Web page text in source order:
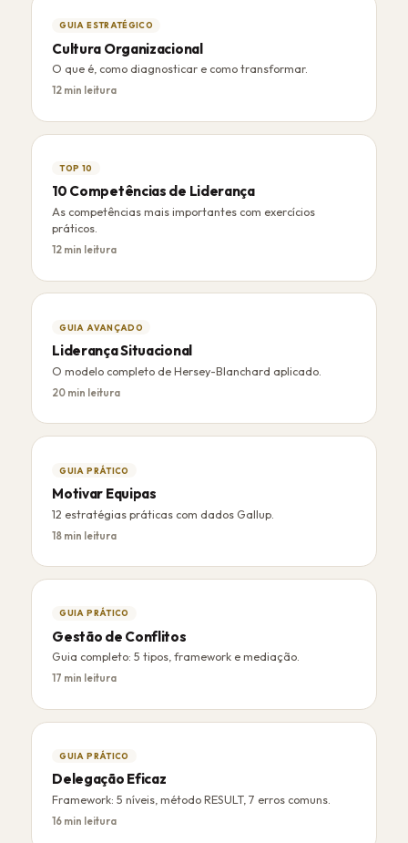
GUIA ESTRATÉGICO
Cultura Organizacional
O que é, como diagnosticar e como transformar.
12 min leitura
TOP 10
10 Competências de Liderança
As competências mais importantes com exercícios
práticos.
12 min leitura
GUIA AVANÇADO
Liderança Situacional
O modelo completo de Hersey-Blanchard aplicado.
20 min leitura
GUIA PRÁTICO
Motivar Equipas
12 estratégias práticas com dados Gallup.
18 min leitura
GUIA PRÁTICO
Gestão de Conflitos
Guia completo: 5 tipos, framework e mediação.
17 min leitura
GUIA PRÁTICO
Delegação Eficaz
Framework: 5 níveis, método RESULT, 7 erros comuns.
16 min leitura